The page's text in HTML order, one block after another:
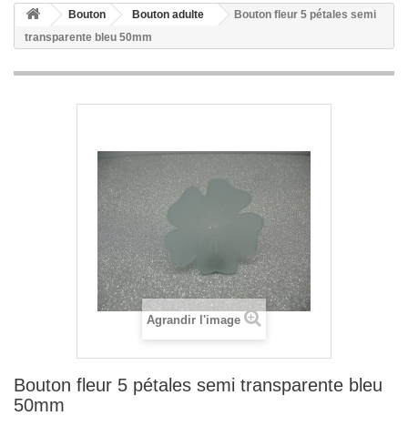
Bouton Bouton adulte
Bouton fleur 5 pétales semi
transparente bleu 50mm
Agrandir l'image
Bouton fleur 5 pétales semi transparente bleu
50mm